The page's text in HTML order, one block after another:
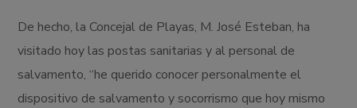
De hecho, la Concejal de Playas, M. José Esteban, ha
visitado hoy las postas sanitarias y al personal de
salvamento, “he querido conocer personalmente el
dispositivo de salvamento y socorrismo que hoy mismo